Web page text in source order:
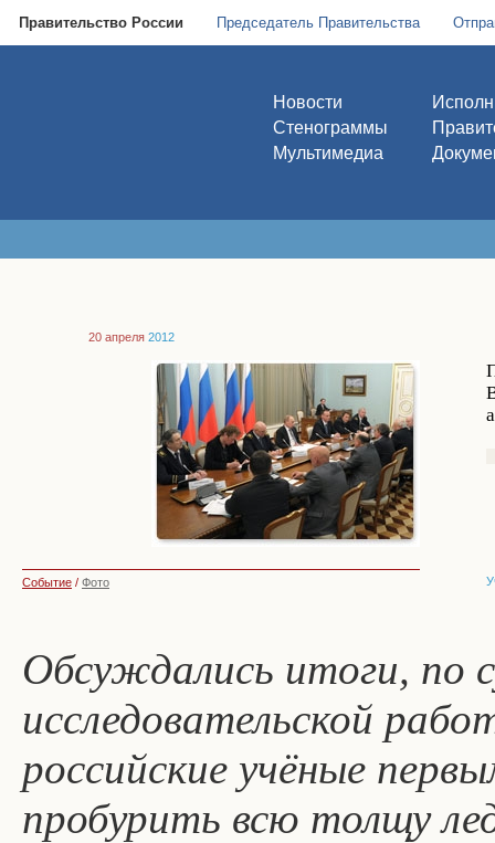
Правительство России Председатель Правительства
Новости
Стенограммы
Мультимедиа
20 апреля 2012
Событие / Фото
Обсуждались итоги, по
исследовательской
российские учёные
пробурить всю толщу